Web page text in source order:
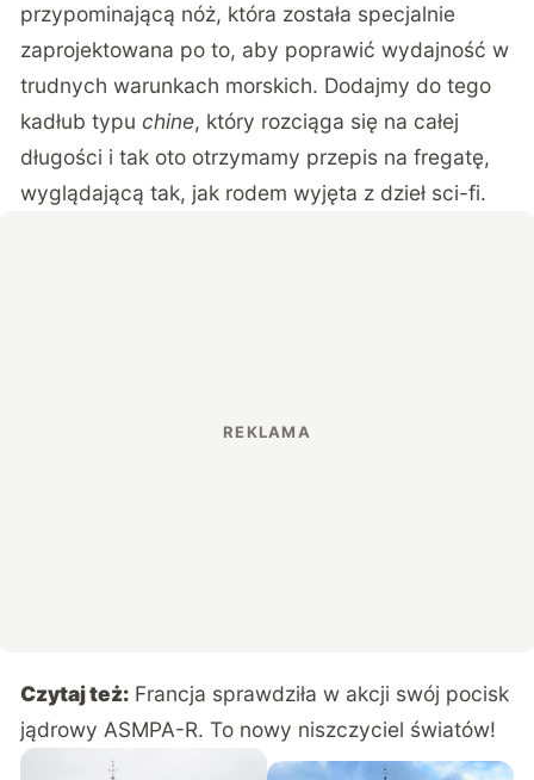
przypominającą nóż, która została specjalnie
zaprojektowana po to, aby poprawić wydajność w
trudnych warunkach morskich. Dodajmy do tego
kadłub typuchine, który rozciąga się na całej
długości i tak oto otrzymamy przepis na fregatę,
wyglądającą tak, jak rodem wyjęta z dzieł sci-fi.
Czytaj też: Francja sprawdziła w akcji swój pocisk
jądrowy ASMPA-R. To nowy niszczyciel światów!